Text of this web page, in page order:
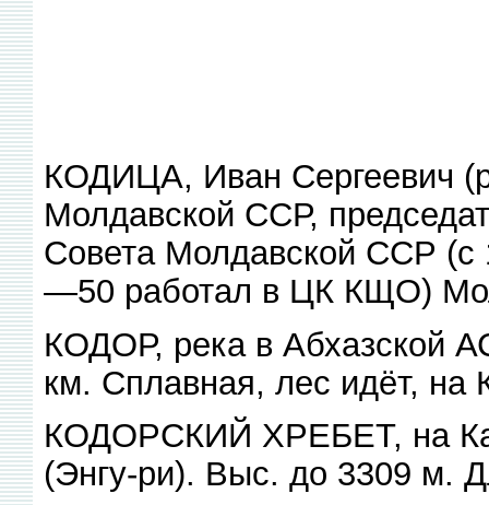
КОДИЦА, Иван Сергеевич
Молдавской ССР,
Совета Молдавской ССР
—50 работал в ЦК КЩО)
КОДОР, река в Абхазской
км. Сплавная, лес идёт, на
КОДОРСКИЙ ХРЕБЕТ, на
(Энгу-ри). Выс. до 3309 м.